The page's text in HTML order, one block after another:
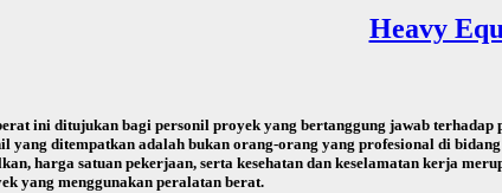
Heavy
ini ditujukan bagi personil proyek yang bertanggung jawab
yang ditempatkan adalah bukan orang-orang yang profesional di
harga satuan pekerjaan, serta kesehatan dan keselamatan kerja
yang menggunakan peralatan berat.